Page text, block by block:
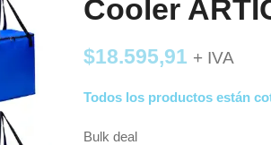
Cooler
$18.595,91 + IVA
Todos los productos están
Bulk deal